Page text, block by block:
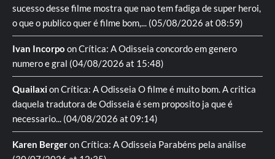
sucesso desse filme mostra que nao tem fadiga de super heroi,
o que o publico quer é filme bom,... (05/08/2026 at 08:59)
Ivan Incorpo onCrítica: A Odisseia concordo em genero
numero e gral (04/08/2026 at 15:48)
QuailaxionCrítica: A Odisseia O filme é muito bom. A critica
daquela tradutora de Odisseia é sem proposito ja que é
necessario... (04/08/2026 at 09:14)
Karen BergeronCrítica: A Odisseia Parabéns pela análise